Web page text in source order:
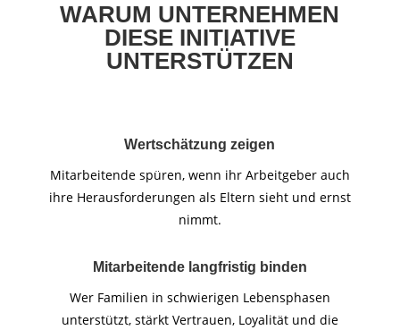
WARUM UNTERNEHMEN
DIESE INITIATIVE
UNTERSTÜTZEN
Wertschätzung zeigen
Mitarbeitende spüren, wenn ihr Arbeitgeber auch
ihre Herausforderungen als Eltern sieht und ernst
nimmt.
Mitarbeitende langfristig binden
Wer Familien in schwierigen Lebensphasen
unterstützt, stärkt Vertrauen, Loyalität und die